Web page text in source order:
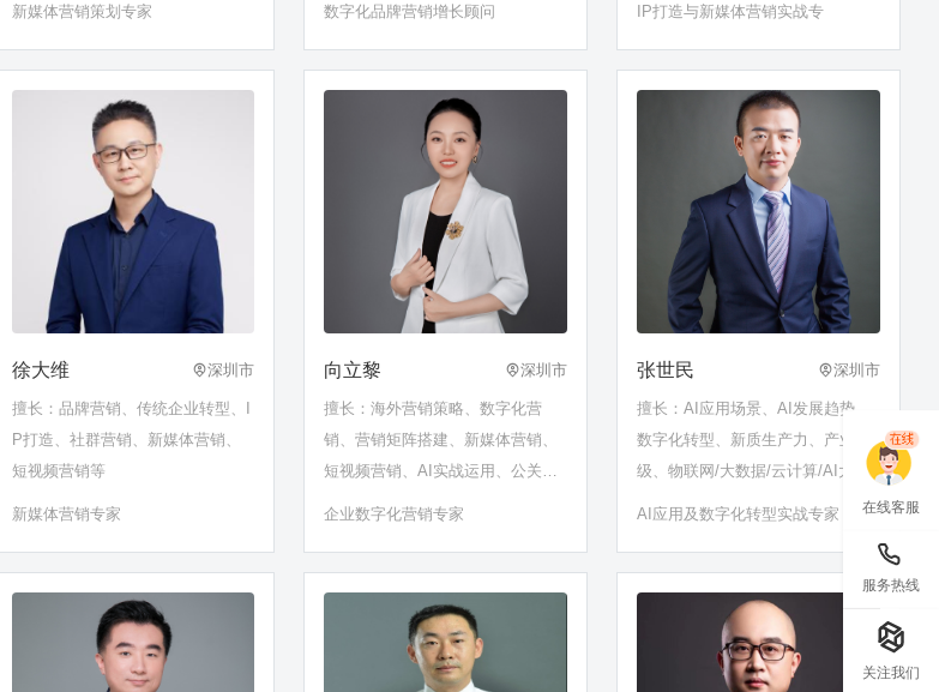
新媒体营销策划专家 数字化品牌营销增长顾问 IP打造与新媒体营销实战专
徐大维 深圳市
擅长：品牌营销、传统企业转型、I
P打造、社群营销、新媒体营销、
短视频营销等
新媒体营销专家
向立黎 深圳市
擅长：海外营销策略、数字化营
销、营销矩阵搭建、新媒体营销、
短视频营销、AI实战运用、公关关
企业数字化营销专家
张世民 深圳市
擅长：AI应用场景、AI发展趋势、
数字化转型、新质生产力、产业升
级、物联网/大数据/云计算/AI大模
型/数字孪生应用、互联网思维、数
AI应用及数字化转型实战专家 在线客服
服务热线
关注我们